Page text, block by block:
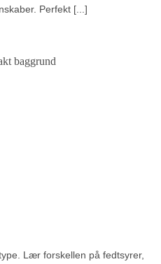
Perfekt [...]
Lær forskellen på fedtsyrer,